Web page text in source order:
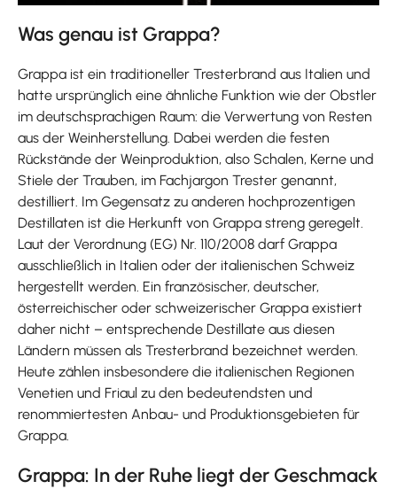
Was genau ist Grappa?
Grappa ist ein traditioneller Tresterbrand aus Italien und
hatte ursprünglich eine ähnliche Funktion wie der Obstler
im deutschsprachigen Raum: die Verwertung von Resten
aus der Weinherstellung. Dabei werden die festen
Rückstände der Weinproduktion, also Schalen, Kerne und
Stiele der Trauben, im Fachjargon Trester genannt,
destilliert. Im Gegensatz zu anderen hochprozentigen
Destillaten ist die Herkunft von Grappa streng geregelt.
Laut der Verordnung (EG) Nr. 110/2008 darf Grappa
ausschließlich in Italien oder der italienischen Schweiz
hergestellt werden. Ein französischer, deutscher,
österreichischer oder schweizerischer Grappa existiert
daher nicht – entsprechende Destillate aus diesen
Ländern müssen als Tresterbrand bezeichnet werden.
Heute zählen insbesondere die italienischen Regionen
Venetien und Friaul zu den bedeutendsten und
renommiertesten Anbau- und Produktionsgebieten für
Grappa.
Grappa: In der Ruhe liegt der Geschmack